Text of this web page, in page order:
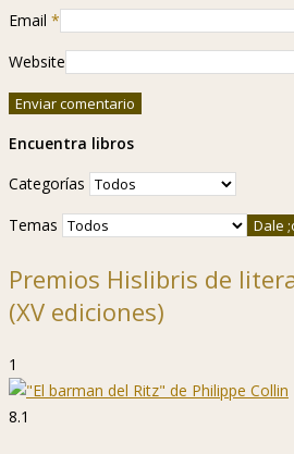
Email *
Website
Encuentra libros
Categorías
Temas
Premios Hislibris de
(XV ediciones)
1
8.1